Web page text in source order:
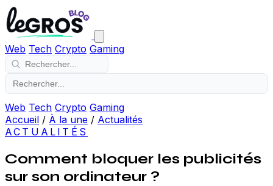
Web Tech Crypto Gaming
Web Tech Crypto Gaming
Accueil / À la une / Actualités
ACTUALITÉS
Comment bloquer les publicités
sur son ordinateur ?